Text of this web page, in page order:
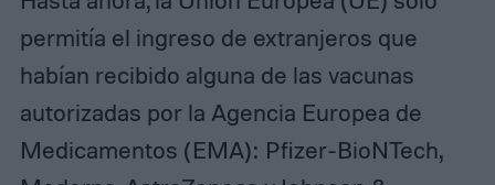
permitía el ingreso de extranjeros que
habían recibido alguna de las vacunas
autorizadas por la Agencia Europea de
Medicamentos (EMA): Pfizer-BioNTech,